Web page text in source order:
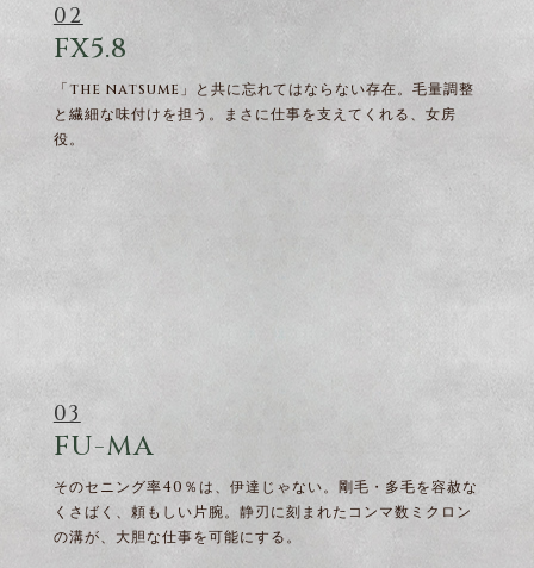
02
FX5.8
「the natsume」と共に忘れてはならない存在。毛量調整
と繊細な味付けを担う。まさに仕事を支えてくれる、女房
役。
03
FU-MA
そのセニング率40％は、伊達じゃない。剛毛・多毛を容赦な
くさばく、頼もしい片腕。静刃に刻まれたコンマ数ミクロン
の溝が、大胆な仕事を可能にする。